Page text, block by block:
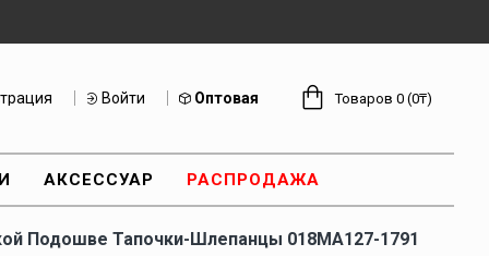
Войти Оптовая Товаров 0 (0₸)
АКСЕССУАР РАСПРОДАЖА
Подошве Тапочки-Шлепанцы 018MA127-1791